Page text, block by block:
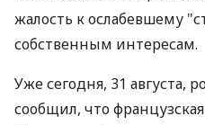
жалость к ослабевшему
собственным интересам.
Уже сегодня, 31 августа,
сообщил, что